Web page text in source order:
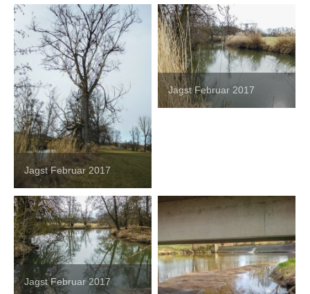
Jagst Februar 2017
Jagst Februar 2017
Jagst Februar 2017